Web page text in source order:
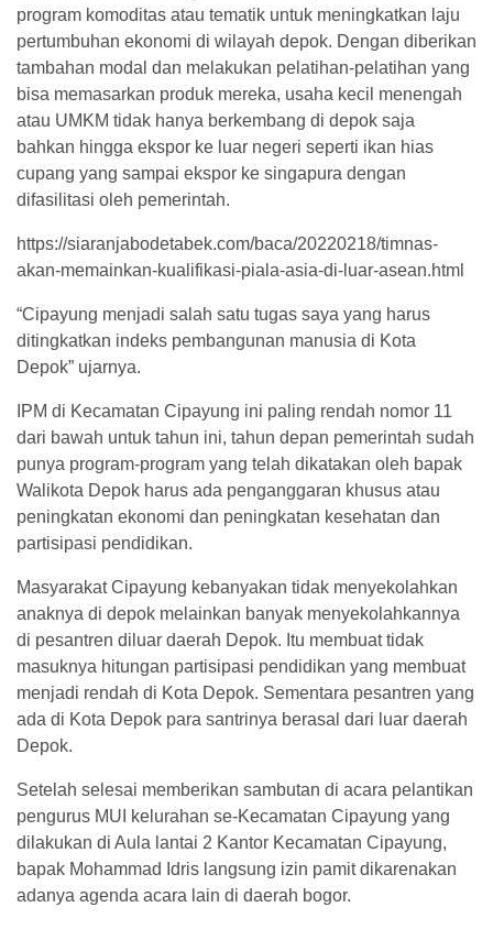
program komoditas atau tematik untuk meningkatkan laju
pertumbuhan ekonomi di wilayah depok. Dengan diberikan
tambahan modal dan melakukan pelatihan-pelatihan yang
bisa memasarkan produk mereka, usaha kecil menengah
atau UMKM tidak hanya berkembang di depok saja
bahkan hingga ekspor ke luar negeri seperti ikan hias
cupang yang sampai ekspor ke singapura dengan
difasilitasi oleh pemerintah.
https://siaranjabodetabek.com/baca/20220218/timnas-
akan-memainkan-kualifikasi-piala-asia-di-luar-asean.html
“Cipayung menjadi salah satu tugas saya yang harus
ditingkatkan indeks pembangunan manusia di Kota
Depok” ujarnya.
IPM di Kecamatan Cipayung ini paling rendah nomor 11
dari bawah untuk tahun ini, tahun depan pemerintah sudah
punya program-program yang telah dikatakan oleh bapak
Walikota Depok harus ada penganggaran khusus atau
peningkatan ekonomi dan peningkatan kesehatan dan
partisipasi pendidikan.
Masyarakat Cipayung kebanyakan tidak menyekolahkan
anaknya di depok melainkan banyak menyekolahkannya
di pesantren diluar daerah Depok. Itu membuat tidak
masuknya hitungan partisipasi pendidikan yang membuat
menjadi rendah di Kota Depok. Sementara pesantren yang
ada di Kota Depok para santrinya berasal dari luar daerah
Depok.
Setelah selesai memberikan sambutan di acara pelantikan
pengurus MUI kelurahan se-Kecamatan Cipayung yang
dilakukan di Aula lantai 2 Kantor Kecamatan Cipayung,
bapak Mohammad Idris langsung izin pamit dikarenakan
adanya agenda acara lain di daerah bogor.